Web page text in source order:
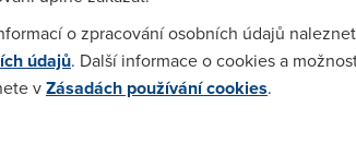
kameru to nebude.
asi ve hrach:-( ale diky!
o zpracování osobních údajů
údajů. Další informace o cookies a
vZásadách používání cookies.